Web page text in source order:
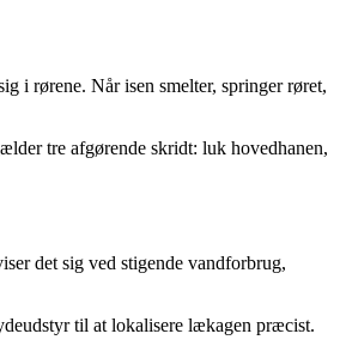
i rørene. Når isen smelter, springer røret,
tre afgørende skridt: luk hovedhanen,
det sig ved stigende vandforbrug,
til at lokalisere lækagen præcist.